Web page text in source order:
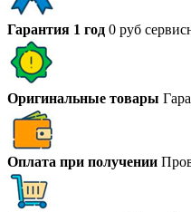
Гарантия 1 год 0 руб
Оригинальные товары
Оплата при получении